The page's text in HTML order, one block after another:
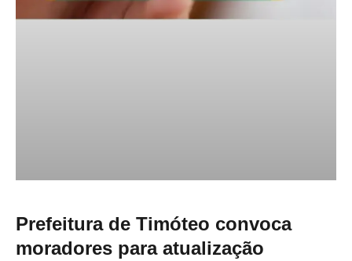
Prefeitura de Timóteo convoca
moradores para atualização